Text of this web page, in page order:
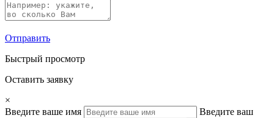
Отправить
Быстрый просмотр
Оставить заявку
×
Введите ваше имя
Введите ваш